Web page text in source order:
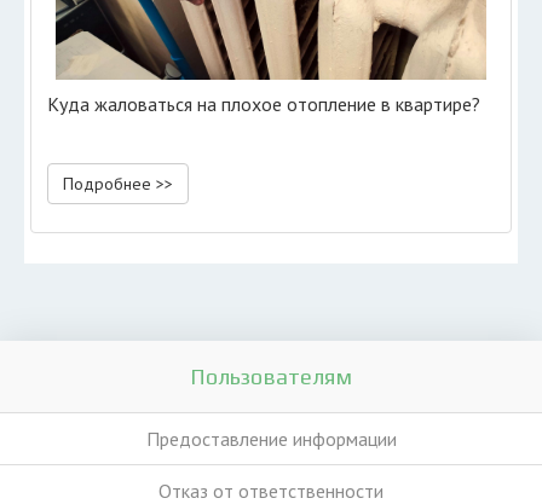
Куда жаловаться на плохое отопление в квартире?
Подробнее >>
Пользователям
Предоставление информации
Отказ от ответственности